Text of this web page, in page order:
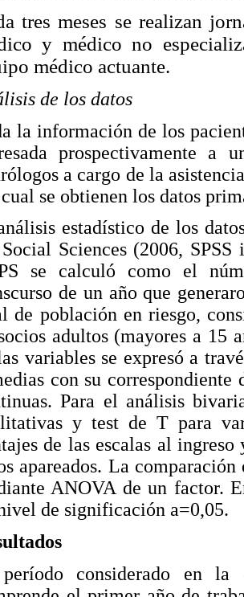
tres meses se realizan
y médico no
médico actuante.
de los datos
la información de los
prospectivamente a
a cargo de la
se obtienen los datos
estadístico de los
Sciences (2006,
se calculó como el
de un año que
de población en riesgo,
adultos (mayores a 15
variables se expresó a
con su correspondiente
Para el análisis
y test de T para
de las escalas al
apareados. La
ANOVA de un factor.
de significación a=0,05.
considerado en la